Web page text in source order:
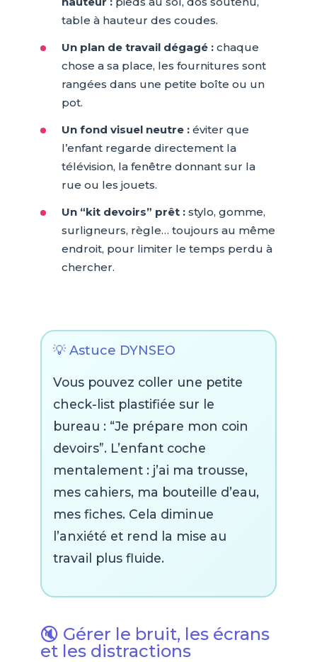
table à hauteur des coudes.
Un plan de travail dégagé :chaque
chose a sa place, les fournitures sont
rangées dans une petite boîte ou un
pot.
Un fond visuel neutre :éviter que
l’enfant regarde directement la
télévision, la fenêtre donnant sur la
rue ou les jouets.
Un “kit devoirs” prêt :stylo, gomme,
surligneurs, règle… toujours au même
endroit, pour limiter le temps perdu à
chercher.
💡 Astuce DYNSEO
Vous pouvez coller une petite
check-list plastifiée sur le
bureau : “Je prépare mon coin
devoirs”. L’enfant coche
mentalement : j’ai ma trousse,
mes cahiers, ma bouteille d’eau,
mes fiches. Cela diminue
l’anxiété et rend la mise au
travail plus fluide.
🔇 Gérer le bruit, les écrans
et les distractions